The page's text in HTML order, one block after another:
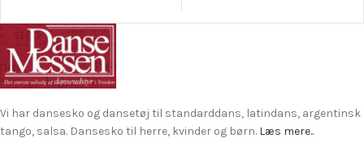
Vi har dansesko og dansetøj til standarddans, latindans, argentinsk
tango, salsa. Dansesko til herre, kvinder og børn. Læs mere..